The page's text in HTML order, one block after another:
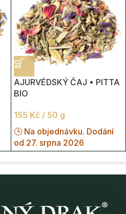
AJURVÉDSKÝ ČAJ • PITTA
BIO
155 Kč / 50 g
🕒 Na objednávku. Dodání
od 27. srpna 2026